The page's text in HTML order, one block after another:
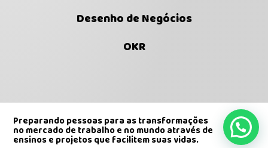
Desenho de Negócios
OKR
Preparando pessoas para as transformações
no mercado de trabalho e no mundo através de
ensinos e projetos que facilitem suas vidas.